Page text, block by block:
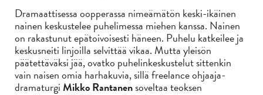
Dramaattisessa oopperassa nimeämätön keski-ikäinen
nainen keskustelee puhelimessa miehen kanssa. Nainen
on rakastunut epätoivoisesti häneen. Puhelu katkeilee ja
keskusneiti linjoilla selvittää vikaa. Mutta yleisön
päätettäväksi jää, ovatko puhelinkeskustelut sittenkin
vain naisen omia harhakuvia, sillä freelance ohjaaja-
dramaturgiMikko Rantanensoveltaa teoksen